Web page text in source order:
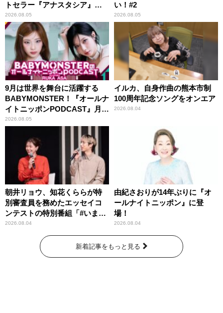
トセラー『アナスタシア』を
紹介
2026.08.05
い！#2
2026.08.05
9月は世界を舞台に活躍する
BABYMONSTER！『オールナ
イトニッポンPODCAST』月替
わりパーソナリティ
2026.08.05
イルカ、自身作曲の熊本市制
100周年記念ソングをオンエア
2026.08.04
朝井リョウ、知花くららが特
別審査員を務めたエッセイコ
ンテストの特別番組「#いまあ
なたに伝えたいこと」
2026.08.04
由紀さおりが14年ぶりに『オ
ールナイトニッポン』に登
場！
2026.08.04
新着記事をもっと見る